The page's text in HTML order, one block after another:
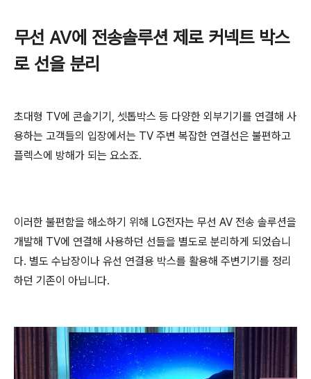
무선 AV에 전송솔루션 제로 커넥트 박스
로 선을 분리
초대형 TV에 콘솔기기, 셋톱박스 등 다양한 외부기기를 연결해 사
용하는 고객들의 입장에서는 TV 주변 복잡한 연결선은 불편하고
플렉스에 방해가 되는 요소죠.
이러한 불편함을 해소하기 위해 LG전자는 무선 AV 전송 솔루션을
개발해 TV에 연결해 사용하던 선들을 별도로 분리하게 되었습니
다. 별도 수납장이나 유선 연결용 박스를 활용해 주변기기를 정리
하던 기존이 아닙니다.